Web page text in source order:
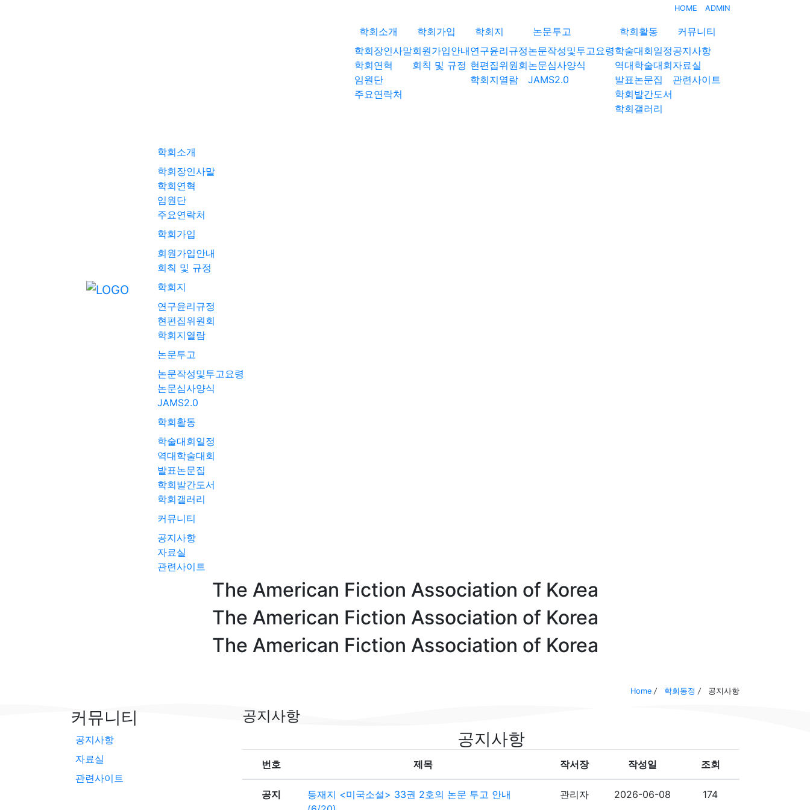
HOME ADMIN
학회소개
학회장인사말
학회연혁
임원단
주요연락처
학회가입
회원가입안내
회칙 및 규정
학회지
연구윤리규정
현편집위원회
학회지열람
논문투고
논문작성및투고요령
논문심사양식
JAMS2.0
학회활동
학술대회일정
역대학술대회
발표논문집
학회발간도서
학회갤러리
커뮤니티
공지사항
자료실
관련사이트
학회소개
학회장인사말
학회연혁
임원단
주요연락처
학회가입
회원가입안내
회칙 및 규정
학회지
연구윤리규정
현편집위원회
학회지열람
논문투고
논문작성및투고요령
논문심사양식
JAMS2.0
학회활동
학술대회일정
역대학술대회
발표논문집
학회발간도서
학회갤러리
커뮤니티
공지사항
자료실
관련사이트
The American Fiction Association ofKorea
The American Fiction Association ofKorea
The American Fiction Association ofKorea
Home / 학회동정 / 공지사항
커뮤니티
공지사항
자료실
관련사이트
공지사항
공지사항
번호 제목 작서장 작성일 조회
공지
등재지 <미국소설> 33권 2호의 논문 투고 안내
관리자 2026-06-08 174